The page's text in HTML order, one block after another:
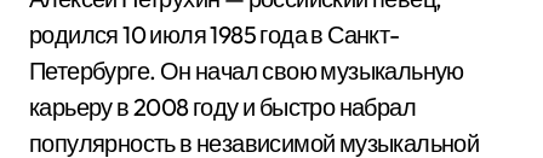
родился 10 июля 1985 года в Санкт-
Петербурге. Он начал свою музыкальную
карьеру в 2008 году и быстро набрал
популярность в независимой музыкальной